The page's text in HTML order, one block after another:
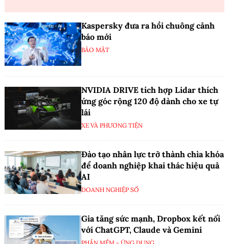
Kaspersky đưa ra hồi chuông cảnh
báo mới
BẢO MẬT
NVIDIA DRIVE tích hợp Lidar thích
ứng góc rộng 120 độ dành cho xe tự
lái
XE VÀ PHƯƠNG TIỆN
Đào tạo nhân lực trở thành chìa khóa
để doanh nghiệp khai thác hiệu quả
AI
DOANH NGHIỆP SỐ
Gia tăng sức mạnh, Dropbox kết nối
với ChatGPT, Claude và Gemini